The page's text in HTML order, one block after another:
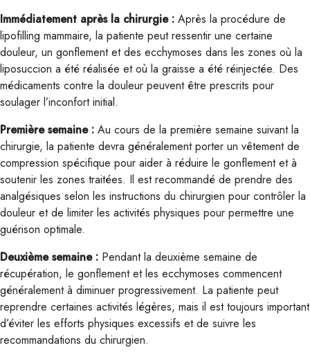
Immédiatement après la chirurgie : Après la procédure de
lipofilling mammaire, la patiente peut ressentir une certaine
douleur, un gonflement et des ecchymoses dans les zones où la
liposuccion a été réalisée et où la graisse a été réinjectée. Des
médicaments contre la douleur peuvent être prescrits pour
soulager l’inconfort initial.
Première semaine : Au cours de la première semaine suivant la
chirurgie, la patiente devra généralement porter un vêtement de
compression spécifique pour aider à réduire le gonflement et à
soutenir les zones traitées. Il est recommandé de prendre des
analgésiques selon les instructions du chirurgien pour contrôler la
douleur et de limiter les activités physiques pour permettre une
guérison optimale.
Deuxième semaine : Pendant la deuxième semaine de
récupération, le gonflement et les ecchymoses commencent
généralement à diminuer progressivement. La patiente peut
reprendre certaines activités légères, mais il est toujours important
d’éviter les efforts physiques excessifs et de suivre les
recommandations du chirurgien.